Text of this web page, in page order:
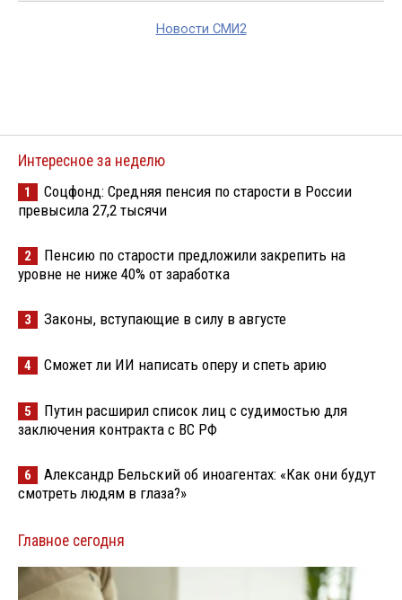
Новости СМИ2
Интересное за неделю
1
Соцфонд: Средняя пенсия по старости в России
превысила 27,2 тысячи
2
Пенсию по старости предложили закрепить на
уровне не ниже 40% от заработка
3 Законы, вступающие в силу в августе
4 Сможет ли ИИ написать оперу и спеть арию
5
Путин расширил список лиц с судимостью для
заключения контракта с ВС РФ
6
Александр Бельский об иноагентах: «Как они будут
смотреть людям в глаза?»
Главное сегодня